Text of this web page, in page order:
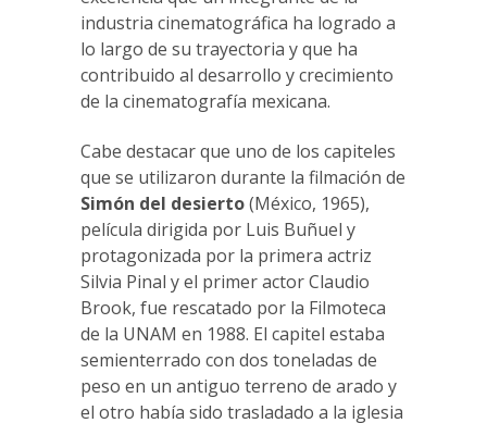
industria cinematográfica ha logrado a
lo largo de su trayectoria y que ha
contribuido al desarrollo y crecimiento
de la cinematografía mexicana.
Cabe destacar que uno de los capiteles
que se utilizaron durante la filmación de
Simón del desierto(México, 1965),
película dirigida por Luis Buñuel y
protagonizada por la primera actriz
Silvia Pinal y el primer actor Claudio
Brook, fue rescatado por la Filmoteca
de la UNAM en 1988. El capitel estaba
semienterrado con dos toneladas de
peso en un antiguo terreno de arado y
el otro había sido trasladado a la iglesia